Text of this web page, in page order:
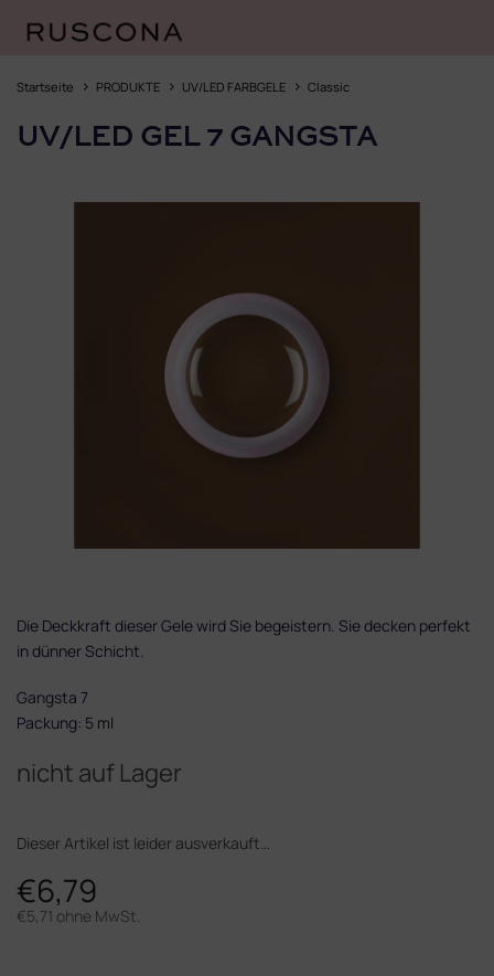
InhaltStartseite PRODUKTE UV/LED FARBGELE Classic
UV/LED GEL 7 GANGSTA
€6,79
€5,71 ohne MwSt.
nicht auf Lager
Dieser Artikel ist leider ausverkauft…
Die Deckkraft dieser Gele wird Sie begeistern. Sie decken perfekt
in dünner Schicht.
Gangsta 7
Packung: 5 ml